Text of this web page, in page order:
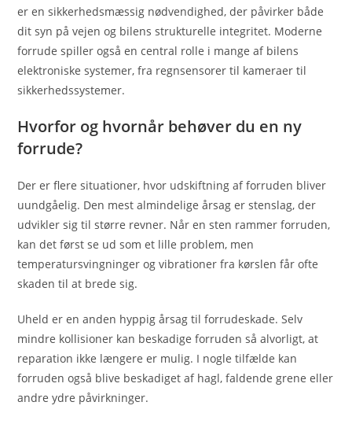
er en sikkerhedsmæssig nødvendighed, der påvirker både
dit syn på vejen og bilens strukturelle integritet. Moderne
forrude spiller også en central rolle i mange af bilens
elektroniske systemer, fra regnsensorer til kameraer til
sikkerhedssystemer.
Hvorfor og hvornår behøver du en ny
forrude?
Der er flere situationer, hvor udskiftning af forruden bliver
uundgåelig. Den mest almindelige årsag er stenslag, der
udvikler sig til større revner. Når en sten rammer forruden,
kan det først se ud som et lille problem, men
temperatursvingninger og vibrationer fra kørslen får ofte
skaden til at brede sig.
Uheld er en anden hyppig årsag til forrudeskade. Selv
mindre kollisioner kan beskadige forruden så alvorligt, at
reparation ikke længere er mulig. I nogle tilfælde kan
forruden også blive beskadiget af hagl, faldende grene eller
andre ydre påvirkninger.